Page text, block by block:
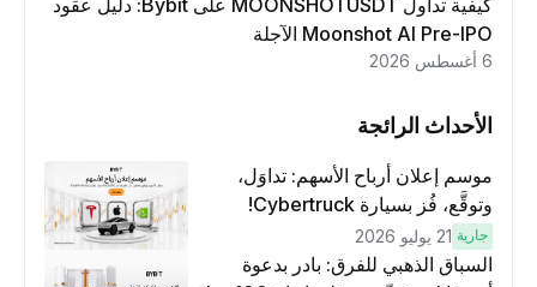
Moonshot AI Pre-IPO الآجلة
الأحداث الرائجة
موسم إعلان أرباح الأسهم: تداوَل،
وتوقَّع، فُز بسيارة Cybertruck!
جارية 21 يوليو 2026
السباق الذهبي للفرق: بادر بدعوة